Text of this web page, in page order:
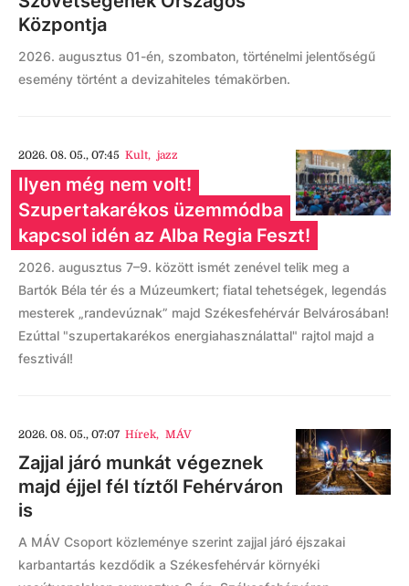
Központja
2026. augusztus 01-én, szombaton, történelmi jelentőségű
esemény történt a devizahiteles témakörben.
2026. 08. 05., 07:45 Kult, jazz
Ilyen még nem volt!
Szupertakarékos üzemmódba
kapcsol idén az Alba Regia Feszt!
2026. augusztus 7–9. között ismét zenével telik meg a
Bartók Béla tér és a Múzeumkert; fiatal tehetségek, legendás
mesterek „randevúznak” majd Székesfehérvár Belvárosában!
Ezúttal "szupertakarékos energiahasználattal" rajtol majd a
fesztivál!
2026. 08. 05., 07:07 Hírek, MÁV
Zajjal járó munkát végeznek
majd éjjel fél tíztől Fehérváron
is
A MÁV Csoport közleménye szerint zajjal járó éjszakai
karbantartás kezdődik a Székesfehérvár környéki